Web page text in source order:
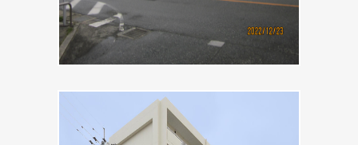
官公庁
西警察署北崎駐在所